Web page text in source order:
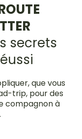
secrets
que vous
trip, pour des
compagnon à